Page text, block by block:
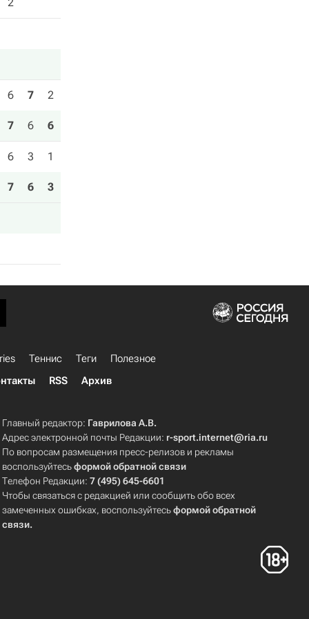
6 7 2
7 6 6
6 3 1
7 6 3
Теннис Теги
Полезное
RSS Архив
Главный редактор: Гаврилова А.В.
Адрес электронной почты Редакции: r-sport.internet@ria.ru
По вопросам размещения пресс-релизов и рекламы
воспользуйтесьформой обратной связи
Телефон Редакции:7 (495) 645-6601
Чтобы связаться с редакцией или сообщить обо всех
замеченных ошибках, воспользуйтесьформой обратной
связи.